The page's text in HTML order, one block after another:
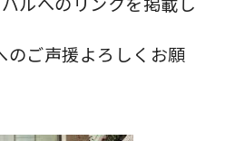
のご声援よろしくお願